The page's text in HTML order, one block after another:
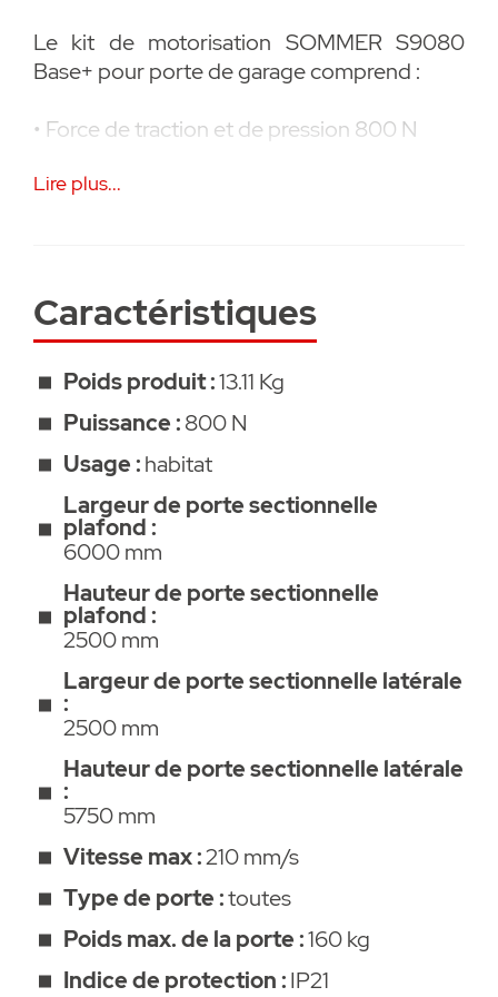
Le kit de motorisation SOMMER S9080
Base+ pour porte de garage comprend :
• Force de traction et de pression 800 N
• Chariot avec récepteur radio intégré (MF
• Éclairage à LED dans le chariot
programmés Pearl (# 4018V000)
• Rail de roulement (2750MM) en trois
parties, chariot, commande plafonnière,
suspension plafonnière, fixation contre la
chute, bras de poussée, équerre de ferrure
de porte et matériel de fixation.
• De nombreuses extensions et options
disponibles : Lock (1651V000), Senso
(10371), Memo (10373), Lumi+ (7041V000),
Buzzer (7043V000), Laser (10378), Relay
(7042V000), Motion (S10343-00001),
Accu (S10523-00001), Conex (S10807-
00001), Output OC (S10854-00001),
LIFTer (S10941-00001).
Le kit SOMMER S9080 BASE+ 800N
(S15021-00056) est un kit tout compris,
complet. Cette motorisation est prête à être
montée pour une installation au plafond et
peut être utilisée sur tous les types de porte
Lire plus...
Caractéristiques
Poids produit :13.11 Kg
Puissance :800 N
Usage :habitat
Largeur de porte sectionnelle
plafond :
6000 mm
Hauteur de porte sectionnelle
plafond :
2500 mm
Largeur de porte sectionnelle latérale
:
2500 mm
Hauteur de porte sectionnelle latérale
:
5750 mm
Vitesse max :210 mm/s
Type de porte :toutes
Poids max. de la porte :160 kg
Indice de protection :IP21